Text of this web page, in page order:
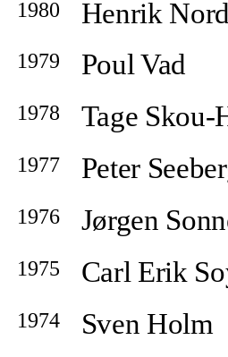
1980 Henrik
1979 Poul Vad
1978 Tage Skou-
1977 Peter
1976 Jørgen
1975 Carl Erik
1974 Sven Holm